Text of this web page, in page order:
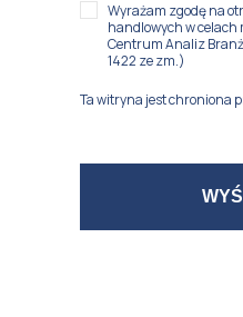
Wyrażam zgodę na
handlowych w celach
Centrum Analiz
1422 ze zm.)
Ta witryna jest chroniona